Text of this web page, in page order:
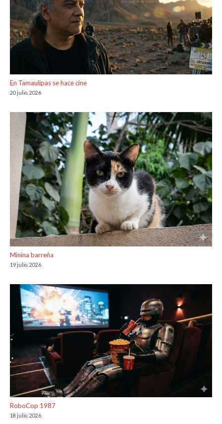
En Tamaulipas se hace cine
20 julio, 2026
Minina barreña
19 julio, 2026
RoboCop 1987
18 julio, 2026